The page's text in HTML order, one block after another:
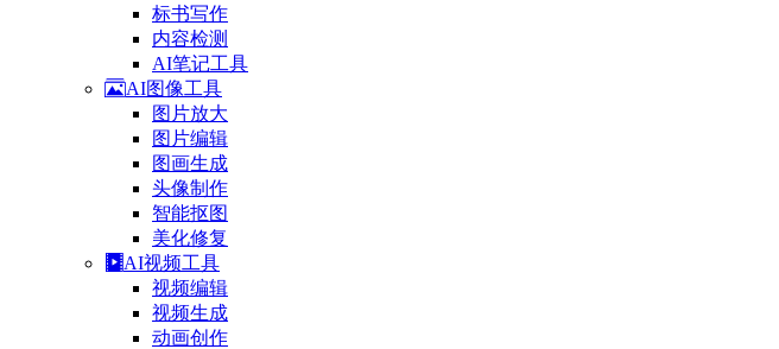
标书写作
内容检测
AI笔记工具
AI图像工具
图片放大
图片编辑
图画生成
头像制作
智能抠图
美化修复
AI视频工具
视频编辑
视频生成
动画创作